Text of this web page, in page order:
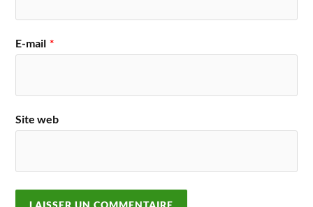
E-mail *
Site web